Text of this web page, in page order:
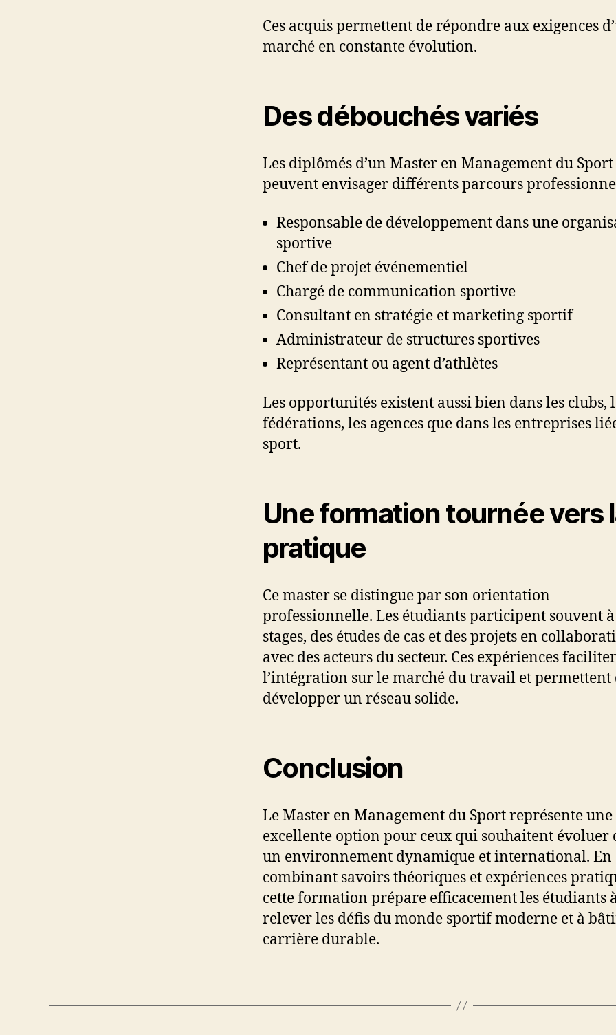
Ces acquis permettent de répondre aux exigences
marché en constante évolution.
Des débouchés variés
Les diplômés d’un Master en Management du Sport
peuvent envisager différents parcours
Responsable de développement dans une
sportive
Chef de projet événementiel
Chargé de communication sportive
Consultant en stratégie et marketing sportif
Administrateur de structures sportives
Représentant ou agent d’athlètes
Les opportunités existent aussi bien dans les clubs,
fédérations, les agences que dans les entreprises
sport.
Une formation tournée vers
pratique
Ce master se distingue par son orientation
professionnelle. Les étudiants participent souvent à
stages, des études de cas et des projets en
avec des acteurs du secteur. Ces expériences
l’intégration sur le marché du travail et permettent
développer un réseau solide.
Conclusion
Le Master en Management du Sport représente une
excellente option pour ceux qui souhaitent évoluer
un environnement dynamique et international. En
combinant savoirs théoriques et expériences
cette formation prépare efficacement les étudiants
relever les défis du monde sportif moderne et à
carrière durable.